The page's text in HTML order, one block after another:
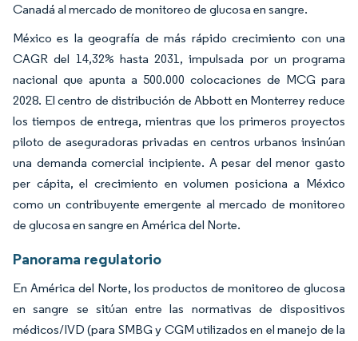
Canadá al mercado de monitoreo de glucosa en sangre.
México es la geografía de más rápido crecimiento con una
CAGR del 14,32% hasta 2031, impulsada por un programa
nacional que apunta a 500.000 colocaciones de MCG para
2028. El centro de distribución de Abbott en Monterrey reduce
los tiempos de entrega, mientras que los primeros proyectos
piloto de aseguradoras privadas en centros urbanos insinúan
una demanda comercial incipiente. A pesar del menor gasto
per cápita, el crecimiento en volumen posiciona a México
como un contribuyente emergente al mercado de monitoreo
de glucosa en sangre en América del Norte.
Panorama regulatorio
En América del Norte, los productos de monitoreo de glucosa
en sangre se sitúan entre las normativas de dispositivos
médicos/IVD (para SMBG y CGM utilizados en el manejo de la